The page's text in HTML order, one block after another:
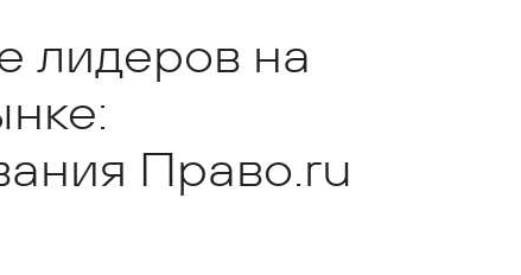
лидеров на
Право.ru